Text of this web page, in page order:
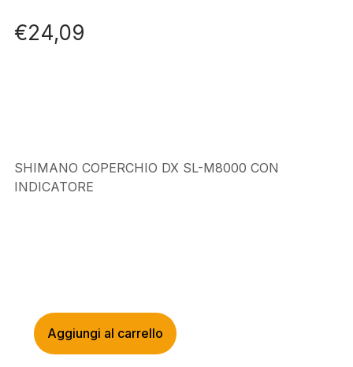
€24,09
SHIMANO COPERCHIO DX SL-M8000 CON
INDICATORE
SHIMANO
COPERCHIO
Aggiungi al carrello